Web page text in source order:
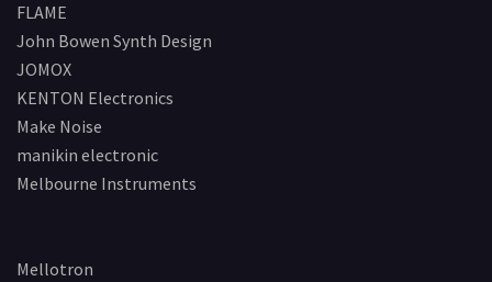
FLAME
John Bowen Synth Design
JOMOX
KENTON Electronics
Make Noise
manikin electronic
Melbourne Instruments
Mellotron